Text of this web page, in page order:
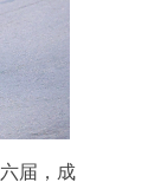
届，成